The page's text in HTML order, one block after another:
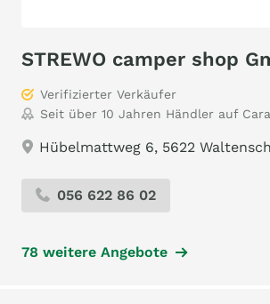
STREWO camper shop
Verifizierter Verkäufer
Seit über 10 Jahren Händler auf
Hübelmattweg 6, 5622
056 622 86 02
78 weitere Angebote